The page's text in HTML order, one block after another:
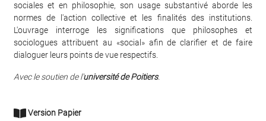
sociales et en philosophie, son usage substantivé aborde les
normes de l'action collective et les finalités des institutions.
L'ouvrage interroge les significations que philosophes et
sociologues attribuent au «social» afin de clarifier et de faire
dialoguer leurs points de vue respectifs.
Avec le soutien de l'université de Poitiers.
Version Papier